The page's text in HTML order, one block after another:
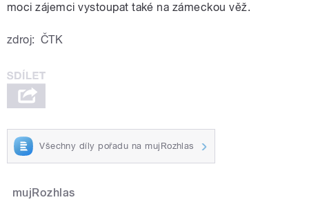
moci zájemci vystoupat také na zámeckou věž.
zdroj: ČTK
Všechny díly pořadu na mujRozhlas
mujRozhlas